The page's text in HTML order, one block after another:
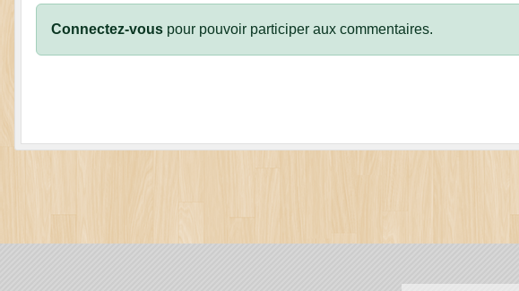
Connectez-vous pour pouvoir participer aux commentaires.